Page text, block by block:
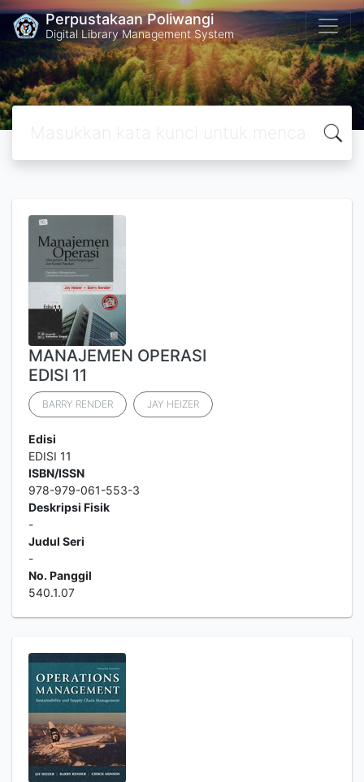
Perpustakaan Poliwangi
Digital Library Management System
MANAJEMEN OPERASI
EDISI 11
BARRY RENDER JAY HEIZER
Edisi
EDISI 11
ISBN/ISSN
978-979-061-553-3
Deskripsi Fisik
-
Judul Seri
-
No. Panggil
540.1.07